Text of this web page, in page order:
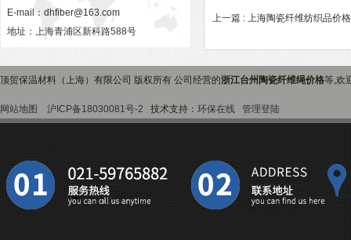
E-mail： dhfiber@163.com
地址：上海青浦区新科路588号
上一篇 : 上海陶瓷纤维纺织品价格
顶贺保温材料（上海）有限公司 版权所有 公司经营的浙江台州陶瓷纤维绳价格等,欢
网站地图 沪ICP备18030081号-2 技术支持： 环保在线 管理登陆